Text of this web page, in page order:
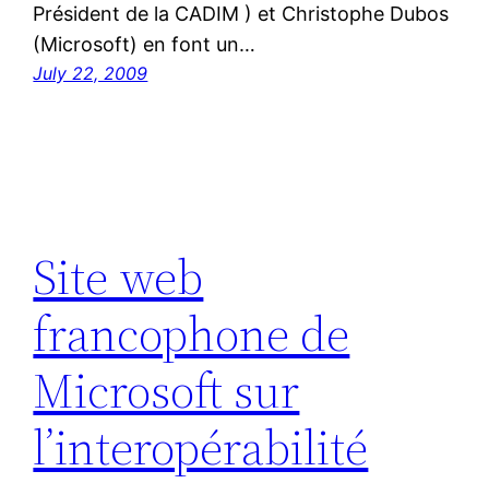
Président de la CADIM ) et Christophe Dubos
(Microsoft) en font un…
July 22, 2009
Site web
francophone de
Microsoft sur
l’interopérabilité